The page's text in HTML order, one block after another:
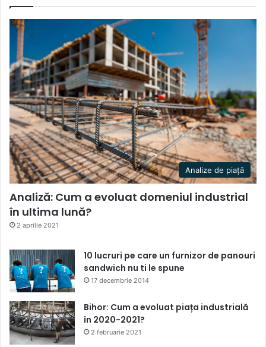
Analize de piață
Analiză: Cum a evoluat domeniul industrial
în ultima lună?
2 aprilie 2021
10 lucruri pe care un furnizor de panouri
sandwich nu ti le spune
17 decembrie 2014
Bihor: Cum a evoluat piața industrială
în 2020-2021?
2 februarie 2021